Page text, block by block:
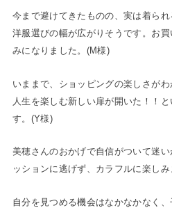
今まで避けてきたものの、実は着ら
洋服選びの幅が広がりそうです。お
みになりました。(M様)
いままで、ショッピングの楽しさが
人生を楽しむ新しい扉が開いた！！
す。(Y様)
美穂さんのおかげで自信がついて迷
ッションに逃げず、カラフルに楽し
自分を見つめる機会はなかなかなく